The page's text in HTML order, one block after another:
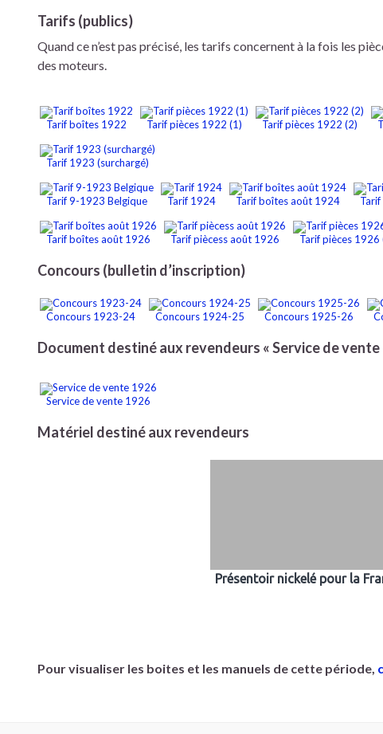
Tarifs (publics)
Quand ce n’est pas précisé, les tarifs concernent à la fois les
des moteurs.
Tarif boîtes 1922 Tarif pièces 1922 (1) Tarif pièces 1922 (2)
Tarif 1923 (surchargé)
Tarif 9-1923 Belgique Tarif 1924 Tarif boîtes août 1924
Tarif boîtes août 1926 Tarif piècess août 1926 Tarif pièces 1926
Concours (bulletin d’inscription)
Concours 1923-24 Concours 1924-25 Concours 1925-26
Document destiné aux revendeurs « Service de vente
Service de vente 1926
Matériel destiné aux revendeurs
Présentoir nickelé pour la
Pour visualiser les boites et les manuels de cette période,